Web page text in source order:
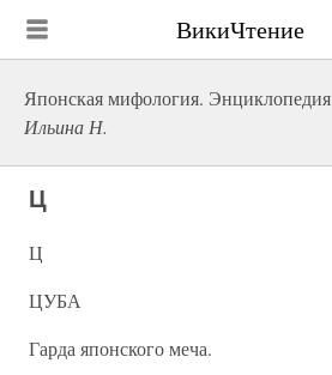
ВикиЧтение
Японская мифология. Энциклопедия
Ильина Н.
Ц
Ц
ЦУБА
Гарда японского меча.